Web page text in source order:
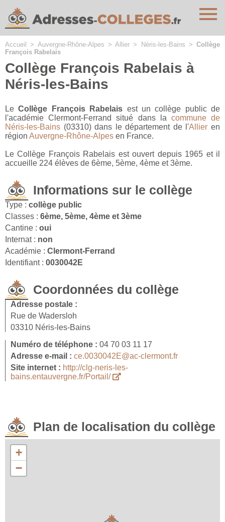
Accueil > Auvergne-Rhône-Alpes > Allier > Néris-les-Bains > Collège
François Rabelais
Collège François Rabelais à
Néris-les-Bains
LeCollège François Rabelais est un collège public de
l'académie Clermont-Ferrand situé dans la commune de
Néris-les-Bains (03310) dans le département de l'Allier en
région Auvergne-Rhône-Alpes en France.
Le Collège François Rabelais est ouvert depuis 1965 et il
accueille 224 élèves de 6ème, 5ème, 4ème et 3ème.
Informations sur le collège
Type : collège public
Classes : 6ème, 5ème, 4ème et 3ème
Cantine : oui
Internat : non
Académie : Clermont-Ferrand
Identifiant : 0030042E
Coordonnées du collège
Adresse postale :
Rue de Wadersloh
03310 Néris-les-Bains
Numéro de téléphone : 04 70 03 11 17
Adresse e-mail : ce.0030042E@ac-clermont.fr
Site internet : http://clg-neris-les-
bains.entauvergne.fr/Portail/
Plan de localisation du collège
+
−